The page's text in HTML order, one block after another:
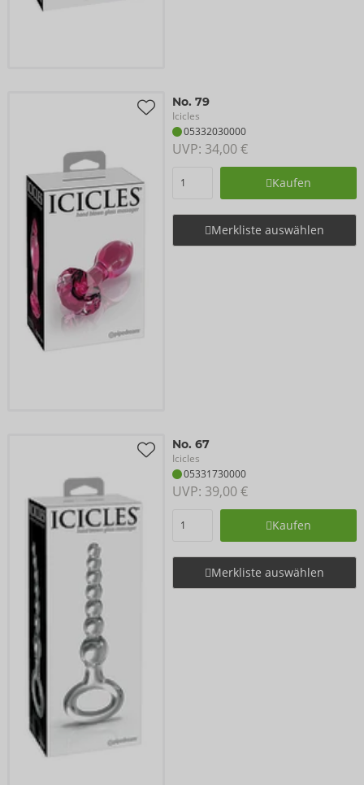
No. 79
Icicles
05332030000
UVP: 34,00 €
Kaufen
Merkliste auswählen
No. 67
Icicles
05331730000
UVP: 39,00 €
Kaufen
Merkliste auswählen